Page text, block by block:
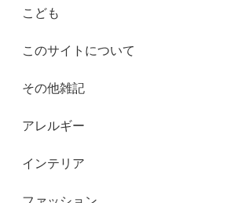
こども
このサイトについて
その他雑記
アレルギー
インテリア